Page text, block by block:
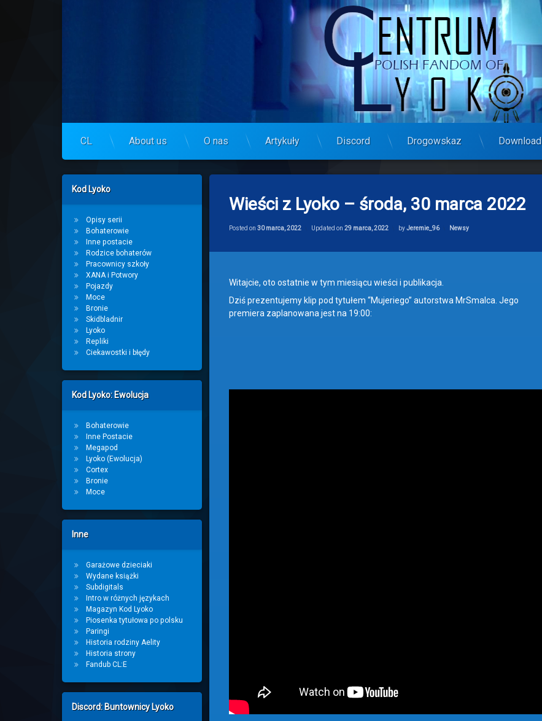
CL About us O nas Artykuły Discord Drogowskaz Download
Wieści z Lyoko – środa, 30 marca 2022
Posted on 30 marca, 2022 Updated on 29 marca, 2022 byJeremie_96 Categories:
Newsy
Witajcie, oto ostatnie w tym miesiącu wieści i publikacja.
Dziś prezentujemy klip pod tytułem “Mujeriego” autorstwa MrSmalca. Jego
premiera zaplanowana jest na 19:00:
Left Sidebar
Kod Lyoko
Opisy serii
Bohaterowie
Inne postacie
Rodzice bohaterów
Pracownicy szkoły
XANA i Potwory
Pojazdy
Moce
Bronie
Skidbladnir
Lyoko
Repliki
Ciekawostki i błędy
Kod Lyoko: Ewolucja
Bohaterowie
Inne Postacie
Megapod
Lyoko (Ewolucja)
Cortex
Bronie
Moce
Inne
Garażowe dzieciaki
Wydane książki
Subdigitals
Intro w różnych językach
Magazyn Kod Lyoko
Piosenka tytułowa po polsku
Paringi
Historia rodziny Aelity
Historia strony
Fandub CL:E
Discord: Buntownicy Lyoko